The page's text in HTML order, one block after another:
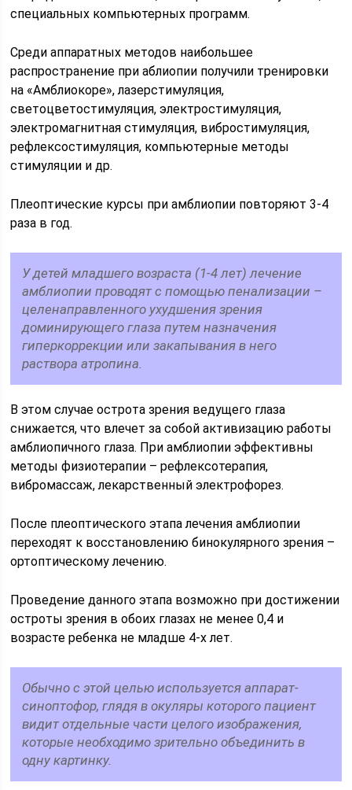
специальных компьютерных программ.
Среди аппаратных методов наибольшее
распространение при аблиопии получили тренировки
на «Амблиокоре», лазерстимуляция,
светоцветостимуляция, электростимуляция,
электромагнитная стимуляция, вибростимуляция,
рефлексостимуляция, компьютерные методы
стимуляции и др.
Плеоптические курсы при амблиопии повторяют 3-4
раза в год.
У детей младшего возраста (1-4 лет) лечение
амблиопии проводят с помощью пенализации –
целенаправленного ухудшения зрения
доминирующего глаза путем назначения
гиперкоррекции или закапывания в него
раствора атропина.
В этом случае острота зрения ведущего глаза
снижается, что влечет за собой активизацию работы
амблиопичного глаза. При амблиопии эффективны
методы физиотерапии – рефлексотерапия,
вибромассаж, лекарственный электрофорез.
После плеоптического этапа лечения амблиопии
переходят к восстановлению бинокулярного зрения –
ортоптическому лечению.
Проведение данного этапа возможно при достижении
остроты зрения в обоих глазах не менее 0,4 и
возрасте ребенка не младше 4-х лет.
Обычно с этой целью используется аппарат-
синоптофор, глядя в окуляры которого пациент
видит отдельные части целого изображения,
которые необходимо зрительно объединить в
одну картинку.